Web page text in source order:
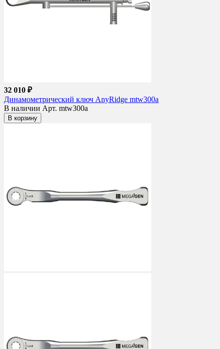
32 010 ₽
Динамометрический ключ AnyRidge mtw300a
В наличии Арт. mtw300a
В корзину